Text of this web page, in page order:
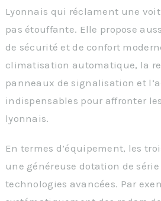
Lyonnais qui réclament une
pas étouffante. Elle propose
de sécurité et de confort
climatisation automatique, la
panneaux de signalisation et
indispensables pour affronter
lyonnais.
En termes d’équipement, les
une généreuse dotation de
technologies avancées. Par